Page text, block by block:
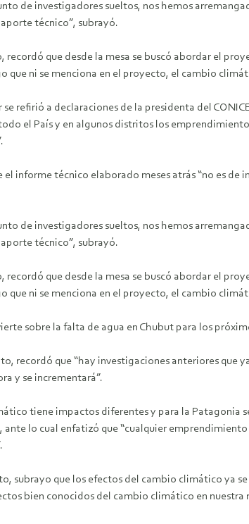
de investigadores sueltos, nos hemos
técnico”, subrayó.
recordó que desde la mesa se buscó abordar el
que ni se menciona en el proyecto, el cambio
se refirió a declaraciones de la presidenta del
el País y en algunos distritos los
el informe técnico elaborado meses atrás “no es de
de investigadores sueltos, nos hemos
técnico”, subrayó.
recordó que desde la mesa se buscó abordar el
que ni se menciona en el proyecto, el cambio
sobre la falta de agua en Chubut para los
recordó que “hay investigaciones anteriores que
y se incrementará”.
tiene impactos diferentes y para la Patagonia
ante lo cual enfatizó que “cualquier
subrayo que los efectos del cambio climático ya
bien conocidos del cambio climático en nuestra